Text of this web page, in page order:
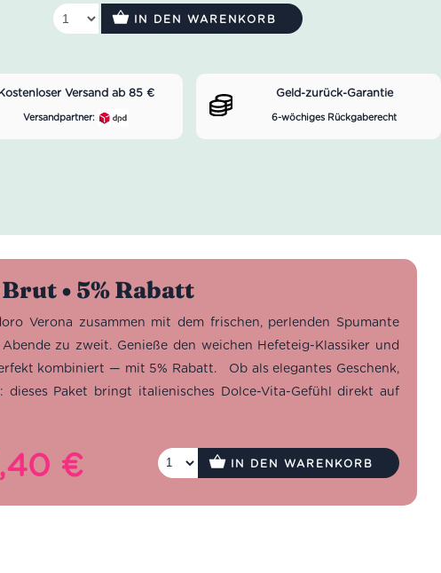
IN DEN WARENKORB
Versand ab 85 €
Versandpartner:
Geld-zurück-Garantie
6-wöchiges Rückgaberecht
• 5% Rabatt
Verona zusammen mit dem frischen, perlenden Spumante
zu zweit. Genieße den weichen Hefeteig-Klassiker und
kombiniert — mit 5% Rabatt. Ob als elegantes Geschenk,
Paket bringt italienisches Dolce-Vita-Gefühl direkt auf
€Aktueller
ist:
IN DEN WARENKORB